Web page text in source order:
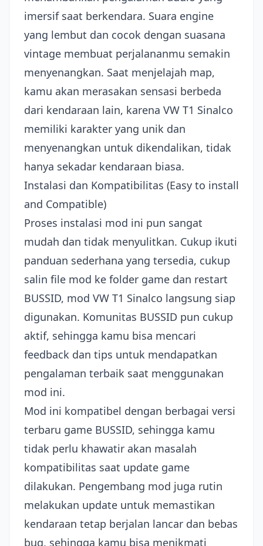
imersif saat berkendara. Suara engine
yang lembut dan cocok dengan suasana
vintage membuat perjalananmu semakin
menyenangkan. Saat menjelajah map,
kamu akan merasakan sensasi berbeda
dari kendaraan lain, karena VW T1 Sinalco
memiliki karakter yang unik dan
menyenangkan untuk dikendalikan, tidak
hanya sekadar kendaraan biasa.
Instalasi dan Kompatibilitas (Easy to install
and Compatible)
Proses instalasi mod ini pun sangat
mudah dan tidak menyulitkan. Cukup ikuti
panduan sederhana yang tersedia, cukup
salin file mod ke folder game dan restart
BUSSID, mod VW T1 Sinalco langsung siap
digunakan. Komunitas BUSSID pun cukup
aktif, sehingga kamu bisa mencari
feedback dan tips untuk mendapatkan
pengalaman terbaik saat menggunakan
mod ini.
Mod ini kompatibel dengan berbagai versi
terbaru game BUSSID, sehingga kamu
tidak perlu khawatir akan masalah
kompatibilitas saat update game
dilakukan. Pengembang mod juga rutin
melakukan update untuk memastikan
kendaraan tetap berjalan lancar dan bebas
bug, sehingga kamu bisa menikmati